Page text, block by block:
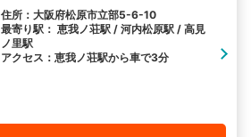
住所：大阪府松原市立部5-6-10
最寄り駅： 恵我ノ荘駅 / 河内松原駅 / 高見
ノ里駅
アクセス：恵我ノ荘駅から車で3分